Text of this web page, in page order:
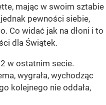
mając w swoim sztabie
pewności siebie,
Co widać jak na dłoni i to
dla Świątek.
w ostatnim secie.
wygrała, wychodząc
kolejnego nie oddała,